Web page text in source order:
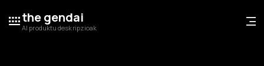
the gendai
AI produktu deskripzioak